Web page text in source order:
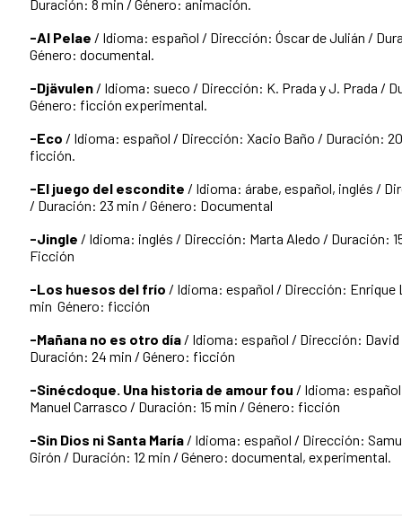
Duración: 8 min / Género: animación.
-Al Pelae / Idioma: español / Dirección: Óscar de Julián /
Género: documental.
-Djävulen / Idioma: sueco / Dirección: K. Prada y J. Prada /
Género: ficción experimental.
-Eco / Idioma: español / Dirección: Xacio Baño / Duración:
ficción.
-El juego del escondite / Idioma: árabe, español, inglés /
/ Duración: 23 min / Género: Documental
-Jingle / Idioma: inglés / Dirección: Marta Aledo / Duración:
Ficción
-Los huesos del frío / Idioma: español / Dirección: Enrique
min Género: ficción
-Mañana no es otro día / Idioma: español / Dirección:
Duración: 24 min / Género: ficción
-Sinécdoque. Una historia de amour fou / Idioma:
Manuel Carrasco / Duración: 15 min / Género: ficción
-Sin Dios ni Santa María / Idioma: español / Dirección:
Girón / Duración: 12 min / Género: documental, experimental.